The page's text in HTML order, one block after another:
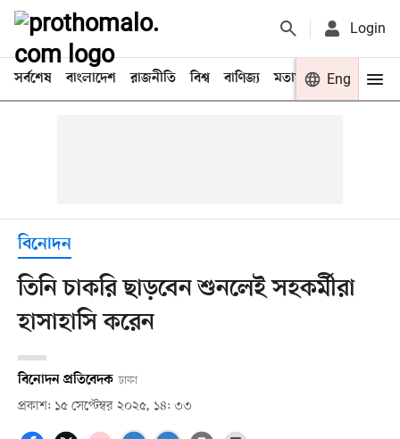
Login
সর্বশেষ বাংলাদেশ রাজনীতি বিশ্ব বাণিজ্য মতামত খেলা
Eng
বিনোদন
তিনি চাকরি ছাড়বেন শুনলেই সহকর্মীরা
হাসাহাসি করেন
বিনোদন প্রতিবেদক ঢাকা
প্রকাশ: ১৫ সেপ্টেম্বর ২০২৫, ১৪: ৩৩